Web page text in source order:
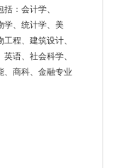
：会计学、
学、统计学、美
程、建筑设计、
语、社会科学、
、商科、金融专业